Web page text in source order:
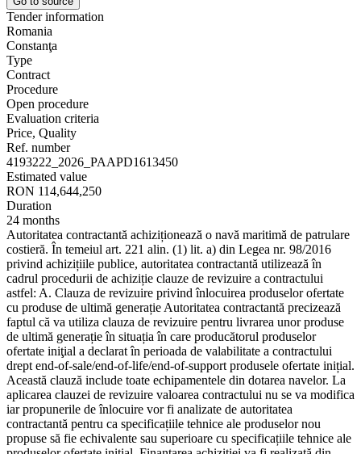
Tender information
Romania
Constanţa
Type
Contract
Procedure
Open procedure
Evaluation criteria
Price, Quality
Ref. number
4193222_2026_PAAPD1613450
Estimated value
RON 114,644,250
Duration
24 months
Autoritatea contractantă achiziționează o navă maritimă de patrulare
costieră. În temeiul art. 221 alin. (1) lit. a) din Legea nr. 98/2016
privind achizițiile publice, autoritatea contractantă utilizează în
cadrul procedurii de achiziție clauze de revizuire a contractului
astfel: A. Clauza de revizuire privind înlocuirea produselor ofertate
cu produse de ultimă generație Autoritatea contractantă precizează
faptul că va utiliza clauza de revizuire pentru livrarea unor produse
de ultimă generație în situația în care producătorul produselor
ofertate iniţial a declarat în perioada de valabilitate a contractului
drept end-of-sale/end-of-life/end-of-support produsele ofertate inițial.
Această clauză include toate echipamentele din dotarea navelor. La
aplicarea clauzei de revizuire valoarea contractului nu se va modifica
iar propunerile de înlocuire vor fi analizate de autoritatea
contractantă pentru ca specificațiile tehnice ale produselor nou
propuse să fie echivalente sau superioare cu specificațiile tehnice ale